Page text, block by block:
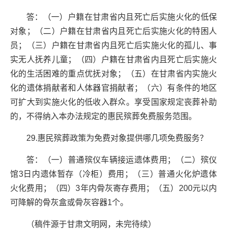
答：（一）户籍在甘肃省内且死亡后实施火化的低保
对象；（二）户籍在甘肃省内且死亡后实施火化的特困人
员；（三）户籍在甘肃省内且死亡后实施火化的孤儿、事
实无人抚养儿童；（四）户籍在甘肃省内且死亡后实施火
化的生活困难的重点优抚对象；（五）在甘肃省内实施火
化的遗体捐献者和人体器官捐献者；（六）有条件的地区
可扩大到实施火化的低收入群众。享受国家规定丧葬补助
的，不得纳入本办法规定的惠民殡葬免费服务范围。
29.惠民殡葬政策为免费对象提供哪几项免费服务？
答：（一）普通殡仪车辆接运遗体费用；（二）殡仪
馆3日内遗体暂存（冷柜）费用；（三）普通火化炉遗体
火化费用；（四）3年内骨灰寄存费用；（五）200元以内
可降解的骨灰盒或骨灰容器1个。
（稿件源于甘肃文明网，未完待续）